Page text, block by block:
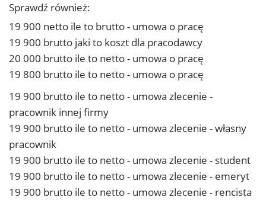
Sprawdź również:
19 900 netto ile to brutto - umowa o pracę
19 900 brutto jaki to koszt dla pracodawcy
20 000 brutto ile to netto - umowa o pracę
19 800 brutto ile to netto - umowa o pracę
19 900 brutto ile to netto - umowa zlecenie -
pracownik innej firmy
19 900 brutto ile to netto - umowa zlecenie - własny
pracownik
19 900 brutto ile to netto - umowa zlecenie - student
19 900 brutto ile to netto - umowa zlecenie - emeryt
19 900 brutto ile to netto - umowa zlecenie - rencista